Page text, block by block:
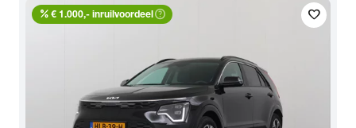
favorite
percent € 1.000,- inruilvoordeelhelp_outline